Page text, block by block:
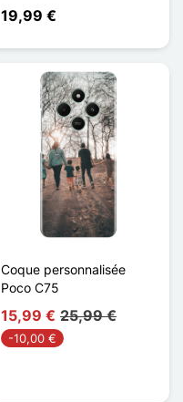
19,99 €
Coque personnalisée
Poco C75
15,99 € 25,99 €
-10,00 €